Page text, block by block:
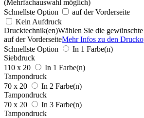
(Mehrfachauswahl möglich)
Schnellste Option
auf der Vorderseite
Kein Aufdruck
Drucktechnik(en)Wählen Sie die
auf der VorderseiteMehr Infos zu den
Schnellste Option
In 1 Farbe(n)
Siebdruck
110 x 20
In 1 Farbe(n)
Tampondruck
70 x 20
In 2 Farbe(n)
Tampondruck
70 x 20
In 3 Farbe(n)
Tampondruck